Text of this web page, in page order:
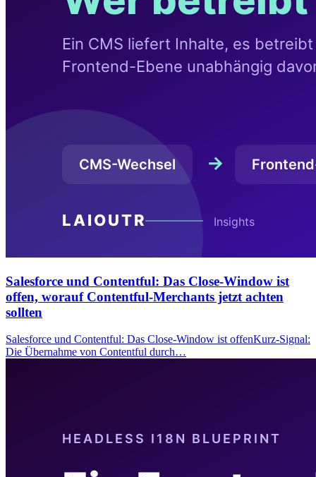
Salesforce und Contentful: Das Close-Window ist
offen, worauf Contentful-Merchants jetzt achten
sollten
Salesforce und Contentful: Das Close-Window ist offenKurz-Signal:
Die Übernahme von Contentful durch…